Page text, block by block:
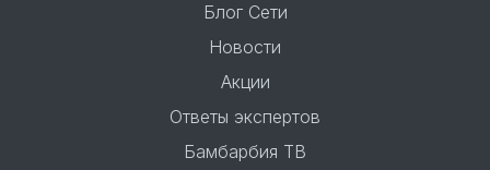
Блог Сети
Новости
Акции
Ответы экспертов
Бамбарбия ТВ